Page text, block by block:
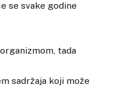
se svake godine
tada
sadržaja koji može